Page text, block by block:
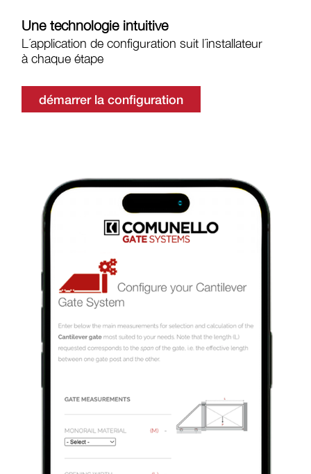
Une technologie intuitive
L´application de configuration suit l´installateur
à chaque étape
démarrer la configuration